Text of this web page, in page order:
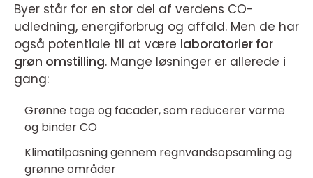
Byer står for en stor del af verdens CO-
udledning, energiforbrug og affald. Men de har
også potentiale til at være laboratorier for
grøn omstilling. Mange løsninger er allerede i
gang:
Grønne tage og facader, som reducerer varme
og binder CO
Klimatilpasning gennem regnvandsopsamling og
grønne områder